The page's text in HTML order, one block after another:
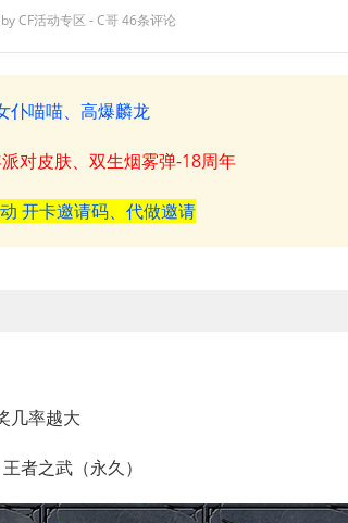
byCF活动专区 - C哥 46条评论
仆喵喵、高爆麟龙
对皮肤、双生烟雾弹-18周年
开卡邀请码、代做邀请
几率越大
者之武（永久）